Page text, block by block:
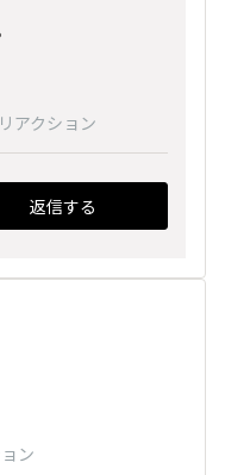
アクション
返信する
ン